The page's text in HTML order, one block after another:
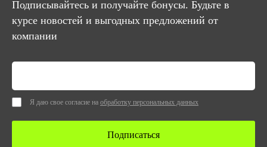
Подписывайтесь и получайте бонусы. Будьте в
курсе новостей и выгодных предложений от
компании
Я даю свое согласие на обработку персональных данных
Подписаться